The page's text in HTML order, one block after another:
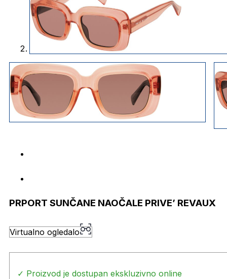
PRPORT SUNČANE NAOČALE PRIVE’ REVAUX
Virtualno ogledalo
✓ Proizvod je dostupan ekskluzivno online